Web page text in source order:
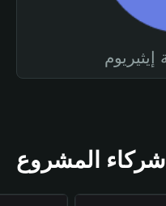
شركاء المشروع